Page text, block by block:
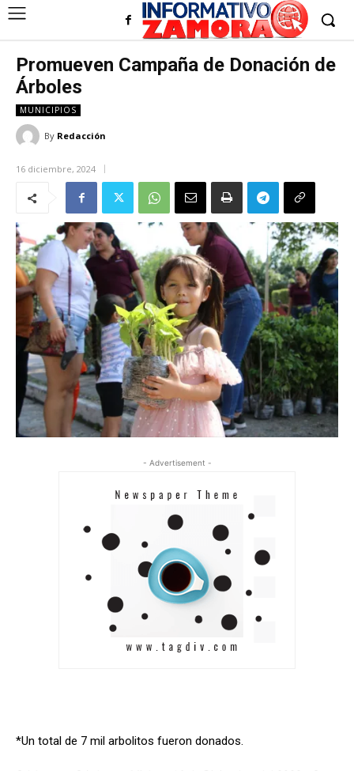
Promueven Campaña de Donación de
Árboles
MUNICIPIOS
By Redacción
16 diciembre, 2024
- Advertisement -
*Un total de 7 mil arbolitos fueron donados.